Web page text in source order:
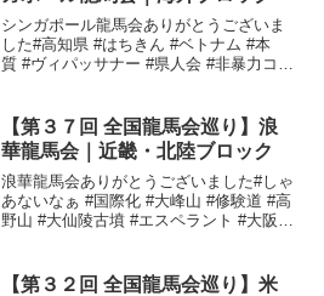
シンガポール龍馬会ありがとうございま
した#高知県 #はちきん #ベトナム #本
質 #ヴィパッサナー #県人会 #非暴力コミ
【第３７回 全国龍馬会巡り】浪
華龍馬会｜近畿・北陸ブロック
浪華龍馬会ありがとうございました#しゃ
あないなぁ #国際化 #大峰山 #修験道 #高
野山 #大仙陵古墳 #エスペラント #大阪 #
【第３２回 全国龍馬会巡り】米